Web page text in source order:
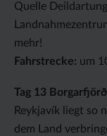
Quelle
mehr!
Fahrstrecke: um
Tag 13
Reykjavík liegt so
dem Land